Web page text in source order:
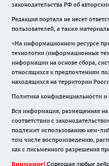
законодательства РФ об
Редакция портала не несет
пользователей, а также
«На информационном ресурсе
технологии (информационные
информации на основе сбора,
относящихся к предпочтениям
находящихся на территории
Политика конфиденциальности
Вся информация, размещенная на
соответствии с
подлежит использованию кем-
том числе воспроизведению,
как с письменного разрешения
Внимание! Совершая любые